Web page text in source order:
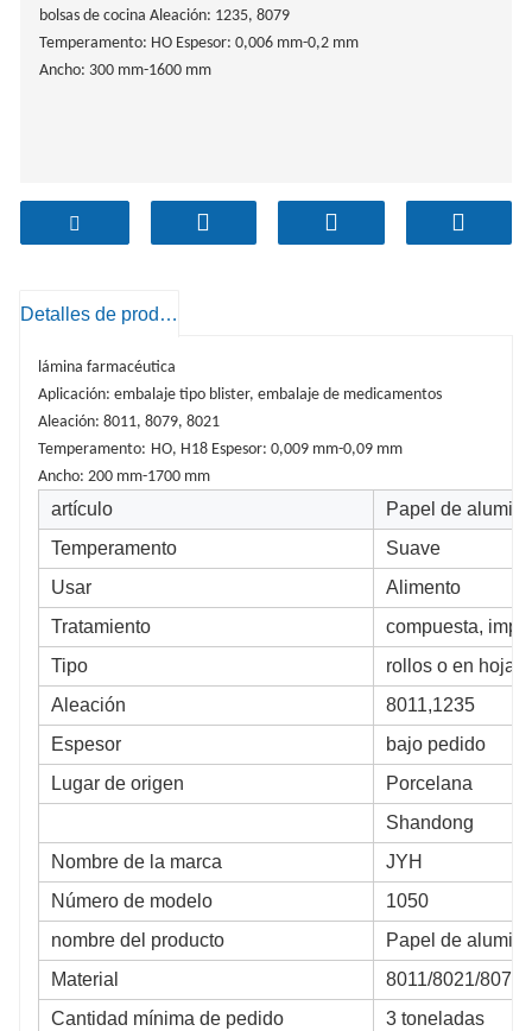
bolsas de cocina Aleación: 1235, 8079
Temperamento: HO Espesor: 0,006 mm-0,2 mm
Ancho: 300 mm-1600 mm
Detalles de producto
lámina farmacéutica
Aplicación: embalaje tipo blister, embalaje de medicamentos
Aleación: 8011, 8079, 8021
Temperamento: HO, H18 Espesor: 0,009 mm-0,09 mm
Ancho: 200 mm-1700 mm
artículo
Papel de
Temperamento
Suave
Usar
Alimento
Tratamiento
compuesta,
Tipo
rollos o en hoja
Aleación
8011,1235
Espesor
bajo pedido
Lugar de origen
Porcelana
Shandong
Nombre de la marca
JYH
Número de modelo
1050
nombre del producto
Papel de
Material
8011/8021/
Cantidad mínima de pedido
3 toneladas